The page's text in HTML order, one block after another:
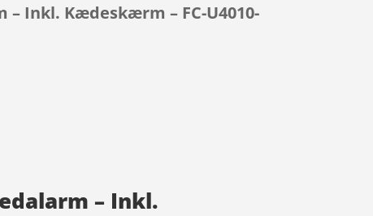
– Inkl. Kædeskærm – FC-U4010-
– Inkl.